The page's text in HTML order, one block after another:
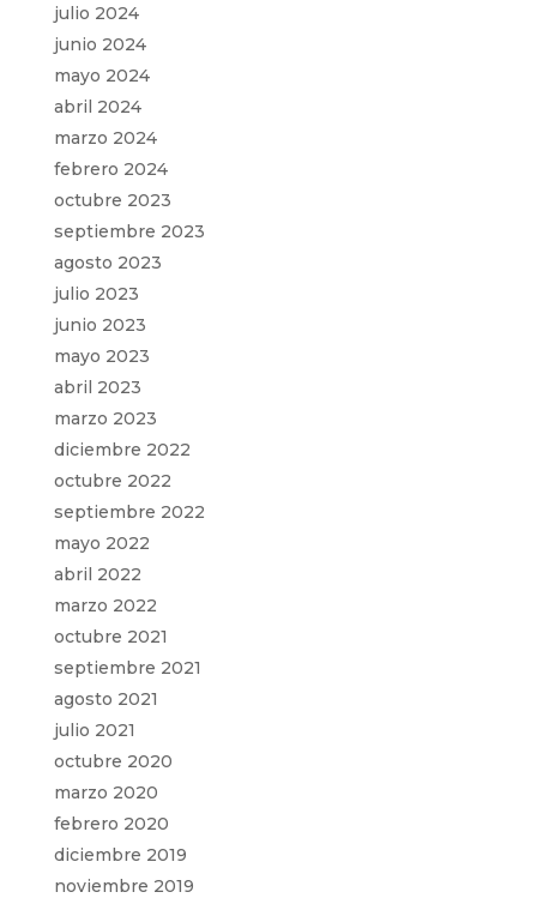
julio 2024
junio 2024
mayo 2024
abril 2024
marzo 2024
febrero 2024
octubre 2023
septiembre 2023
agosto 2023
julio 2023
junio 2023
mayo 2023
abril 2023
marzo 2023
diciembre 2022
octubre 2022
septiembre 2022
mayo 2022
abril 2022
marzo 2022
octubre 2021
septiembre 2021
agosto 2021
julio 2021
octubre 2020
marzo 2020
febrero 2020
diciembre 2019
noviembre 2019